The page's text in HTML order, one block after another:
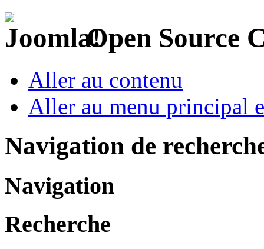
Open Source
Aller au contenu
Aller au menu principal
Navigation de
Navigation
Recherche